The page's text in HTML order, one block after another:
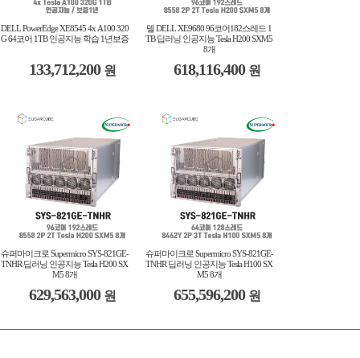
DELL PowerEdge XE8545 4x A100 320
G 64코어 1TB 인공지능 학습 1년보증
133,712,200 원
델 DELL XE9680 96코어182스레드 1
TB 딥러닝 인공지능 Tesla H200 SXM5
8개
618,116,400 원
슈퍼마이크로 Supermicro SYS-821GE-
TNHR 딥러닝 인공지능 Tesla H200 SX
M5 8개
629,563,000 원
슈퍼마이크로 Supermicro SYS-821GE-
TNHR 딥러닝 인공지능 Tesla H100 SX
M5 8개
655,596,200 원